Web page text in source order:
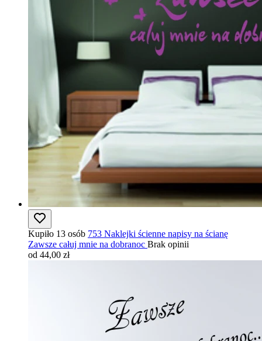
Kupiło 13 osób 753 Naklejki ścienne napisy na ścianę
Zawsze całuj mnie na dobranoc Brak opinii
od 44,00 zł